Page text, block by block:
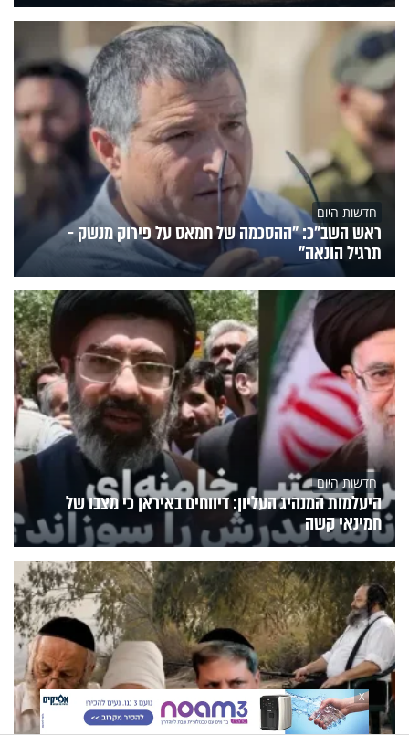
חדשות היום
ראש השב"כ: "ההסכמה של חמאס על פירוק מנשק -
תרגיל הונאה"
חדשות היום
היעלמות המנהיג העליון: דיווחים באיראן כי מצבו של
חמינאי קשה
X